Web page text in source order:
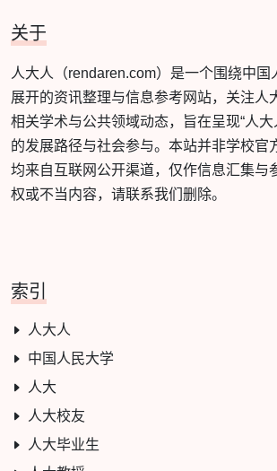
关于
人大人（rendaren.com）是一个围绕中国
展开的资讯整理与信息参考网站，关注人
相关学术与公共领域动态，旨在呈现“人大
的发展路径与社会参与。本站并非学校官
均来自互联网公开渠道，仅作信息汇集与
权或不当内容，请联系我们删除。
索引
人大人
中国人民大学
人大
人大校友
人大毕业生